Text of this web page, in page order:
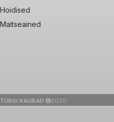
Hoidised
Maitseained
TÜRGI KAUBAD 2020